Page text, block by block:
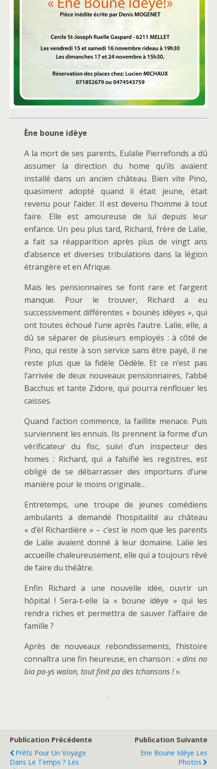
Ène boune idèye
A la mort de ses parents, Eulalie Pierrefonds a dû
assumer la direction du home qu’ils avaient
installé dans un ancien château. Bien vite Pino,
quasiment adopté quand il était jeune, était
revenu pour l’aider. Il est devenu l’homme à tout
faire. Elle est amoureuse de lui depuis leur
enfance. Un peu plus tard, Richard, frère de Lalie,
a fait sa réapparition après plus de vingt ans
d’absence et diverses tribulations dans la légion
étrangère et en Afrique.
Mais les pensionnaires se font rare et l’argent
manque. Pour le trouver, Richard a eu
successivement différentes « bounès idèyes », qui
ont toutes échoué l’une après l’autre. Lalie, elle, a
dû se séparer de plusieurs employés : à côté de
Pino, qui reste à son service sans être payé, il ne
reste plus que la fidèle Dèdèle. Et ce n’est pas
l’arrivée de deux nouveaux pensionnaires, l’abbé
Bacchus et tante Zidore, qui pourra renflouer les
caisses.
Quand l’action commence, la faillite menace. Puis
surviennent les ennuis. Ils prennent la forme d’un
vérificateur du fisc, suivi d’un inspecteur des
homes : Richard, qui a falsifié les registres, est
obligé de se débarrasser des importuns d’une
manière pour le moins originale…
Entretemps, une troupe de jeunes comédiens
ambulants a demandé l’hospitalité au château
« d’èl Richardière » – c’est le nom que les parents
de Lalie avaient donné à leur domaine. Lalie les
accueille chaleureusement, elle qui a toujours rêvé
de faire du théâtre.
Enfin Richard a une nouvelle idée, ouvrir un
hôpital ! Sera-t-elle la « boune idèye » qui les
rendra riches et permettra de sauver l’affaire de
famille ?
Après de nouveaux rebondissements, l’histoire
connaîtra une fin heureuse, en chanson : «dins no
bia pa-ys walon, tout finit pa des tchansons !».
Publication Précédente
Prêts Pour Un Voyage
Dans Le Temps ? Les
Publication Suivante
Ene Boune Idèye Les
Photos